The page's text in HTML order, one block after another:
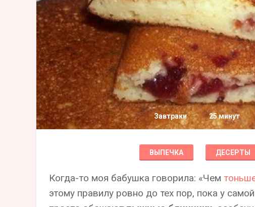
Завтраки 25 минут
ВЫПЕЧКА ДЕСЕРТЫ
Когда-то моя бабушка говорила: «Чем
этому правилу ровно до тех пор, пока у